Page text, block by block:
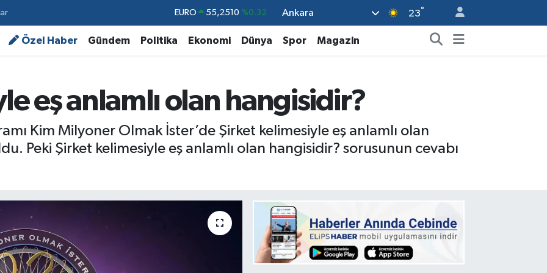
STERLİN 64,4811 %0.38
GRAM ALTIN 6660.55 %0.03
DOLAR 47,7436 %0.18
Ankara 23°
Özel Haber Gündem Politika Ekonomi Dünya Spor Magazin
eş anlamlı olan hangisidir?
Kim Milyoner Olmak İster’de Şirket kelimesiyle eş anlamlı olan
Peki Şirket kelimesiyle eş anlamlı olan hangisidir? sorusunun cevabı